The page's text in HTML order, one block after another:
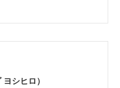
シヒロ）